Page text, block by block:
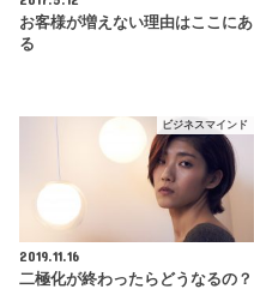
お客様が増えない理由はここにあ
る
ビジネスマインド
2019.11.16
二極化が終わったらどうなるの？